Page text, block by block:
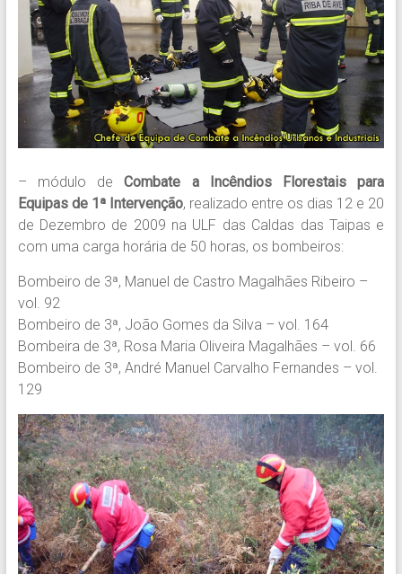
– módulo de Combate a Incêndios Florestais para
Equipas de 1ª Intervenção, realizado entre os dias 12 e 20
de Dezembro de 2009 na ULF das Caldas das Taipas e
com uma carga horária de 50 horas, os bombeiros:
Bombeiro de 3ª, Manuel de Castro Magalhães Ribeiro –
vol. 92
Bombeiro de 3ª, João Gomes da Silva – vol. 164
Bombeira de 3ª, Rosa Maria Oliveira Magalhães – vol. 66
Bombeiro de 3ª, André Manuel Carvalho Fernandes – vol.
129